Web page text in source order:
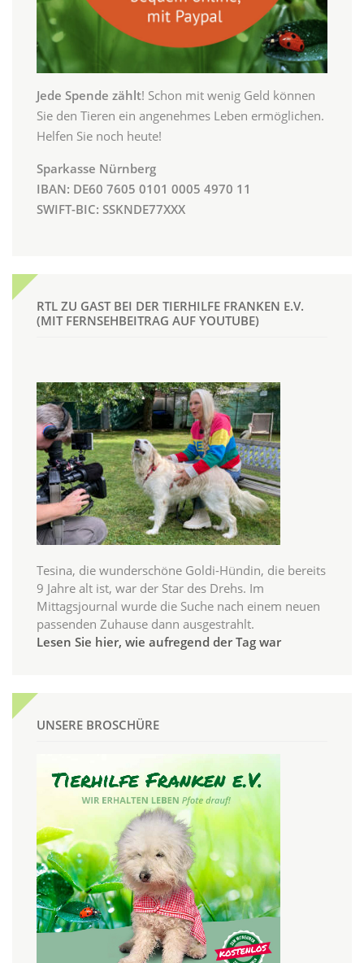
Jede Spende zählt! Schon mit wenig Geld können
Sie den Tieren ein angenehmes Leben ermöglichen.
Helfen Sie noch heute!
Sparkasse Nürnberg
IBAN: DE60 7605 0101 0005 4970 11
SWIFT-BIC: SSKNDE77XXX
RTL ZU GAST BEI DER TIERHILFE FRANKEN E.V.
(MIT FERNSEHBEITRAG AUF YOUTUBE)
Tesina, die wunderschöne Goldi-Hündin, die bereits
9 Jahre alt ist, war der Star des Drehs. Im
Mittagsjournal wurde die Suche nach einem neuen
passenden Zuhause dann ausgestrahlt.
Lesen Sie hier, wie aufregend der Tag war
UNSERE BROSCHÜRE